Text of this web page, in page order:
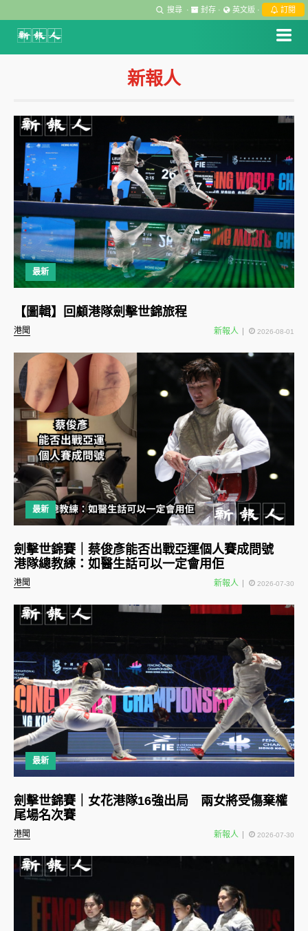
搜尋 · 封存 · 英文版 · 訂閱
新報人
最新
港聞
【圖輯】回顧港隊劍擊世錦旅程
新報人 2026-08-01
最新
港聞
劍擊世錦賽｜蔡俊彥能否出戰亞運個人賽成問號
港隊總教練：如醫生話可以一定會用佢
新報人 2026-07-30
最新
港聞
劍擊世錦賽｜女花港隊16強出局 兩女將受傷棄權
尾場名次賽
新報人 2026-07-30